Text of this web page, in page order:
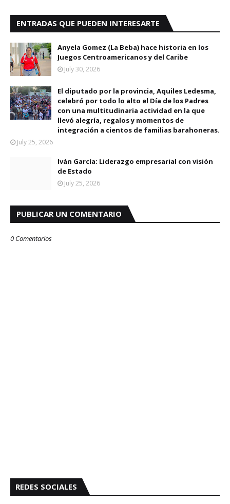
ENTRADAS QUE PUEDEN INTERESARTE
Anyela Gomez (La Beba) hace historia en los
Juegos Centroamericanos y del Caribe
July 30, 2026
El diputado por la provincia, Aquiles Ledesma,
celebró por todo lo alto el Día de los Padres
con una multitudinaria actividad en la que
llevó alegría, regalos y momentos de
integración a cientos de familias barahoneras.
July 25, 2026
Iván García: Liderazgo empresarial con visión
de Estado
July 25, 2026
PUBLICAR UN COMENTARIO
0 Comentarios
REDES SOCIALES